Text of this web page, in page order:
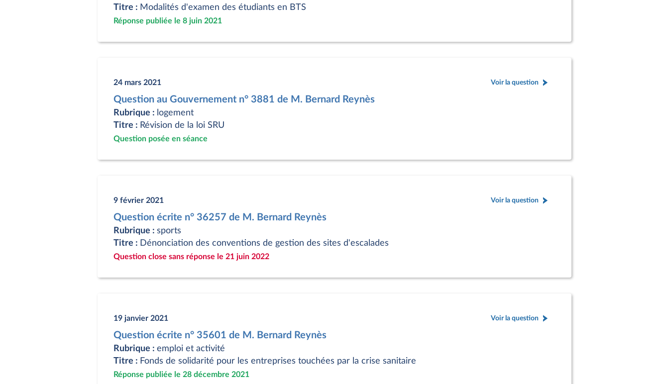
Titre : Modalités d'examen des étudiants en BTS
Réponse publiée le 8 juin 2021
24 mars 2021 Voir la question
Question au Gouvernement n° 3881 de M. Bernard Reynès
Rubrique : logement
Titre : Révision de la loi SRU
Question posée en séance
9 février 2021 Voir la question
Question écrite n° 36257 de M. Bernard Reynès
Rubrique : sports
Titre : Dénonciation des conventions de gestion des sites d'escalades
Question close sans réponse le 21 juin 2022
19 janvier 2021 Voir la question
Question écrite n° 35601 de M. Bernard Reynès
Rubrique : emploi et activité
Titre : Fonds de solidarité pour les entreprises touchées par la crise sanitaire
Réponse publiée le 28 décembre 2021